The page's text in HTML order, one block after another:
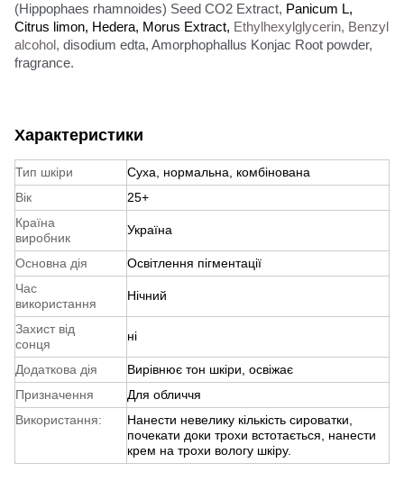
(Hippophaes rhamnoides) Seed CO2 Extract, Panicum L,
Citrus limon, Hedera, Morus Extract, Ethylhexylglycerin, Benzyl
alcohol, disodium edta, Amorphophallus Konjac Root powder,
fragrance.
Характеристики
Тип шкіри
Суха, нормальна, комбінована
Вік
25+
Країна
виробник
Україна
Основна дія
Освітлення пігментації
Час
використання
Нічний
Захист від
сонця
ні
Додаткова дія
Вирівнює тон шкіри, освіжає
Призначення
Для обличчя
Використання:
Нанести невелику кількість сироватки,
почекати доки трохи встотається, нанести
крем на трохи вологу шкіру.